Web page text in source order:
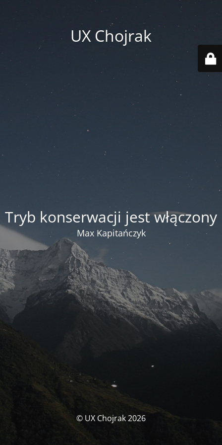
UX Chojrak
Tryb konserwacji jest włączony
Max Kapitańczyk
© UX Chojrak 2026